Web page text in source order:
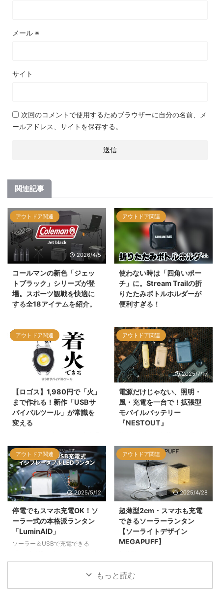
メール ※
サイト
次回のコメントで使用するためブラウザーに自分の名前、メ
ールアドレス、サイトを保存する。
関連記事
アウトドア関連
2026/4/5
コールマンの新色「ジェッ
トブラック」シリーズが登
場。スポーツ観戦を快適に
する全18アイテムを紹介。
紹介します。スポーツシーンを意
識したタフなカラーリングに、ダ
ークルームテクノロジー搭載のシ
ェードや、丸洗い可能なメッシュ
ワゴンなど、2026年の新作を含
れています。機能性と洗練された
デザインを両立した注目の新シリ
ーズを詳しく解説します。
アウトドア関連
2026/2/28
使わない時は「四角いポー
チ」に。Stream Trailの折
りたたみボトルホルダーが
便利すぎる！
Trail（ストリームトレイル）」か
ら登場している、機能的な
「FOLDABLE BOTTLE
HOLDER」をご紹介。最大の特徴
は、飲み終わった後に約8cmのス
クエア型に折りたためる独自構
造。タフなターポリン素材の魅力
や、あわせてチェックしたい類似
の関連商品についてもまとめまし
た。
アウトドア関連
2026/1/9
【ロゴス】1,980円で「火」
まで作れる！新作「USBサ
バイバルツール」が常識を
変える
「着火できる・USBサバイバルツ
ール」を解説。1,980円で火おこ
し、LEDライト、ドライバー、カ
ッター、栓抜き、ホイッスルの6
機能を搭載。USB充電式で風にも
強い着火性能など、キャンプや防
災に最適なスペックを紹介しま
す。
アウトドア関連
2025/7/17
電源だけじゃない、照明・
風・充電を一台で！拡張型
モバイルバッテリー
『NESTOUT』
えて、LEDランタンや扇風機、ソ
ーラー充電にも対応。
ELECOM「NESTOUT」は専用ギ
アを組み合わせて多機能に活用で
きるアウトドア仕様のモバイルバ
ッテリー。三脚対応や選べる容
量・カラー展開も魅力。
アウトドア関連
2025/5/12
停電でもスマホ充電OK！ソ
ーラー式の本格派ランタン
「LuminAID」
ソーラー＆USBで充電できる
電も可能なLEDランタン。防水・
アウトドア関連
2025/4/28
超薄型2cm・スマホも充電
できるソーラーランタン
【ソーライトデザイン
MEGAPUFF】
トデザインの「MEGAPUFF」。
ソーラー＆USB充電対応でスマホ
もっと読む